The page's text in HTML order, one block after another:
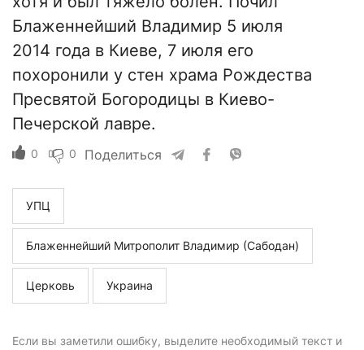
Блаженнейший Владимир 5 июля
2014 года в Киеве, 7 июля его
похоронили у стен храма Рождества
Пресвятой Богородицы в Киево-
Печерской лавре.
0 0 Поделиться
УПЦ
Блаженнейший Митрополит Владимир (Сабодан)
Церковь Украина
Если вы заметили ошибку, выделите необходимый текст и